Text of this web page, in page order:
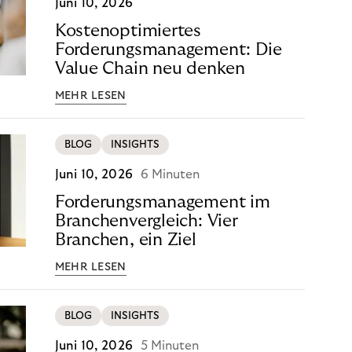
Juni 10, 2026
Kostenoptimiertes
Forderungsmanagement: Die
Value Chain neu denken
MEHR LESEN
BLOG INSIGHTS
Juni 10, 2026 6 Minuten
Forderungsmanagement im
Branchenvergleich: Vier
Branchen, ein Ziel
MEHR LESEN
BLOG INSIGHTS
Juni 10, 2026 5 Minuten